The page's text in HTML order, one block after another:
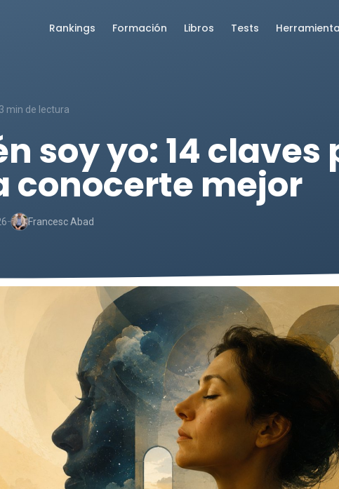
Rankings Formación Libros Tests
min de lectura
soy yo: 14
conocerte mejor
- Francesc Abad